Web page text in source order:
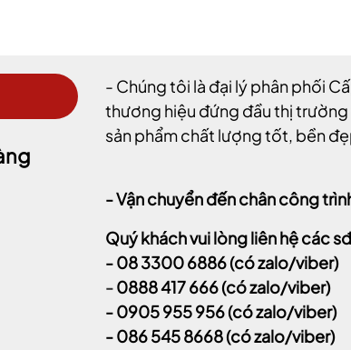
- Chúng tôi là đại lý phân phối
thương hiệu đứng đầu thị trường
sản phẩm chất lượng tốt, bền
- Vận chuyển đến chân công
Quý khách vui lòng liên hệ các
-08 3300 6886(có zalo/viber)
-0888 417 666(có zalo/viber)
-0905 955 956(có zalo/viber)
- 086 545 8668(có zalo/viber)